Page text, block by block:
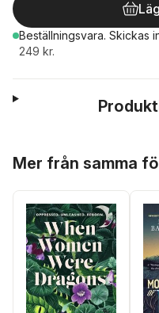
Beställningsvara. Skickas
249 kr.
Mer från samma